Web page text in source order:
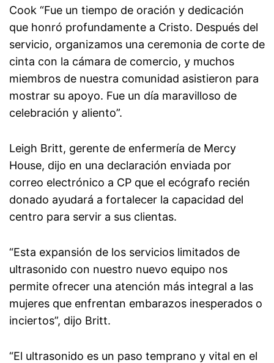
Cook “Fue un tiempo de oración y dedicación
que honró profundamente a Cristo. Después del
servicio, organizamos una ceremonia de corte de
cinta con la cámara de comercio, y muchos
miembros de nuestra comunidad asistieron para
mostrar su apoyo. Fue un día maravilloso de
celebración y aliento”.
Leigh Britt, gerente de enfermería de Mercy
House, dijo en una declaración enviada por
correo electrónico a CP que el ecógrafo recién
donado ayudará a fortalecer la capacidad del
centro para servir a sus clientas.
“Esta expansión de los servicios limitados de
ultrasonido con nuestro nuevo equipo nos
permite ofrecer una atención más integral a las
mujeres que enfrentan embarazos inesperados o
inciertos”, dijo Britt.
“El ultrasonido es un paso temprano y vital en el